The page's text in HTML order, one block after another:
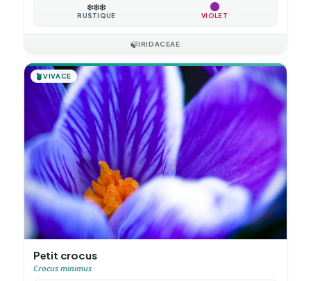
❄️❄️❄️
RUSTIQUE VIOLET
🍃IRIDACEAE
🪴VIVACE
Petit crocus
Crocus minimus